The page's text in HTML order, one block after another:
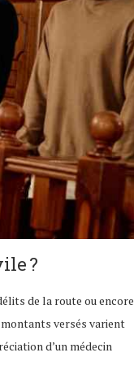
?
de la route ou encore
versés varient
d’un médecin